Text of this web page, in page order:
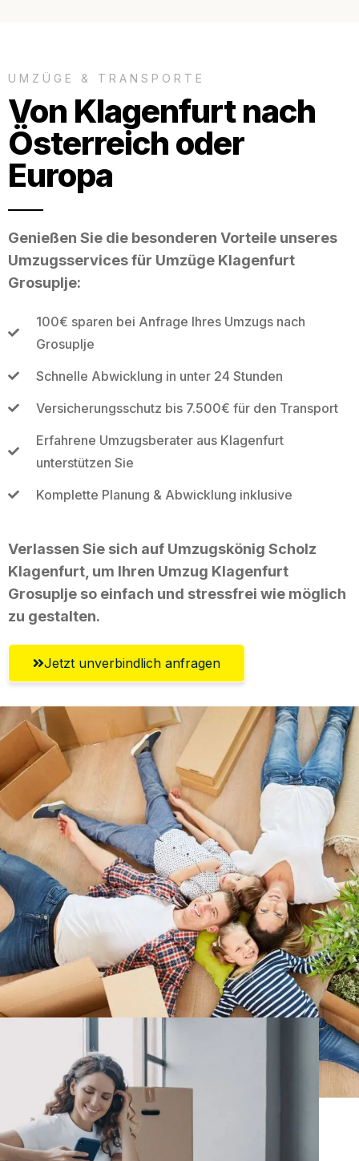
UMZÜGE & TRANSPORTE
Von Klagenfurt nach
Österreich oder
Europa
Genießen Sie die besonderen Vorteile unseres
Umzugsservices für Umzüge Klagenfurt
Grosuplje:
100€ sparen bei Anfrage Ihres Umzugs nach
Grosuplje
Schnelle Abwicklung in unter 24 Stunden
Versicherungsschutz bis 7.500€ für den Transport
Erfahrene Umzugsberater aus Klagenfurt
unterstützen Sie
Komplette Planung & Abwicklung inklusive
Verlassen Sie sich auf Umzugskönig Scholz
Klagenfurt, um Ihren Umzug Klagenfurt
Grosuplje so einfach und stressfrei wie möglich
zu gestalten.
Jetzt unverbindlich anfragen